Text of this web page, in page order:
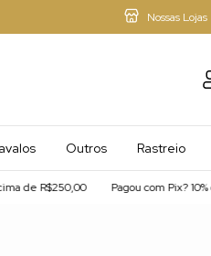
Nossas Lojas
Outros Rastreio
R$250,00 Pagou com Pix? 10% off